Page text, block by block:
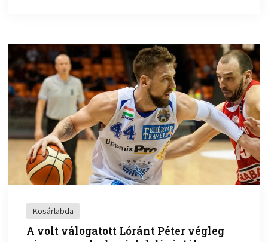
Kosárlabda
A volt válogatott Lóránt Péter végleg